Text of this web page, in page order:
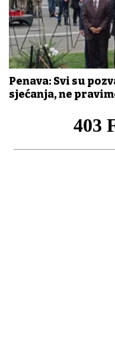
Penava: Svi su
sjećanja, ne